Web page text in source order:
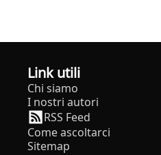
Link utili
Chi siamo
I nostri autori
RSS Feed
Come ascoltarci
Sitemap